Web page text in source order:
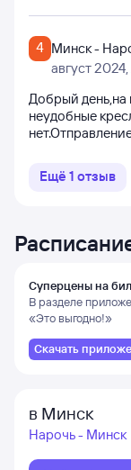
Суперцены на
В разделе
«Это выгодно!»
Скачать
в Минск
Нарочь - Минск
4 Минск -
август 2024
Добрый
неудобные
Ещё 1 отзыв